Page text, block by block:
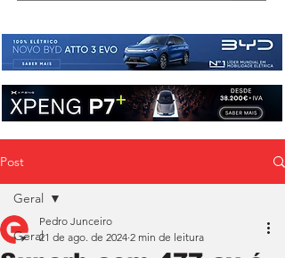
Post
Geral
Geral
Pedro Junceiro
21 de ago. de 2024 2 min de leitura